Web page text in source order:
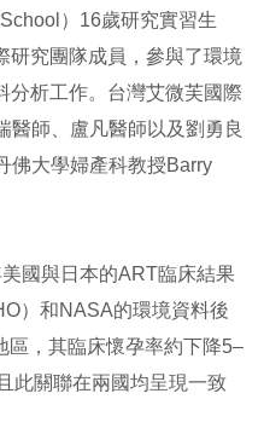
）16歲研究實習生
研究團隊成員，參與了環境
分析工作。台灣艾微芙國際
醫師、盧凡醫師以及劉勇良
佛大學婦產科教授Barry
國與日本的ART臨床結果
）和NASA的環境資料後
區，其臨床懷孕率約下降5–
此關聯在兩國均呈現一致